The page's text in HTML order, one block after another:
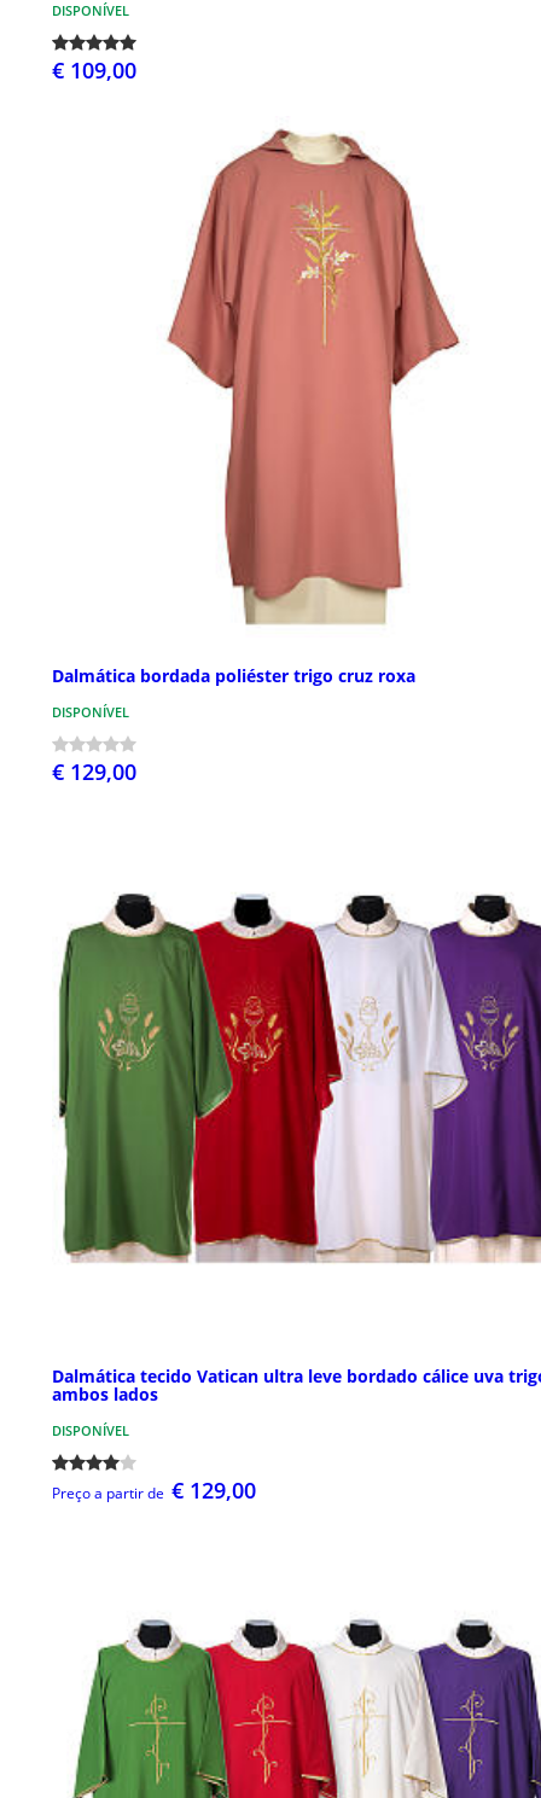
DISPONÍVEL
€ 109,00
Dalmática bordada poliéster trigo cruz roxa
DISPONÍVEL
€ 129,00
Dalmática tecido Vatican ultra leve bordado cálice uva
ambos lados
DISPONÍVEL
Preço a partir de € 129,00